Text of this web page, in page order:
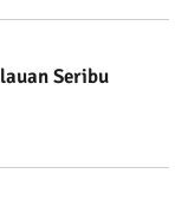
Seribu